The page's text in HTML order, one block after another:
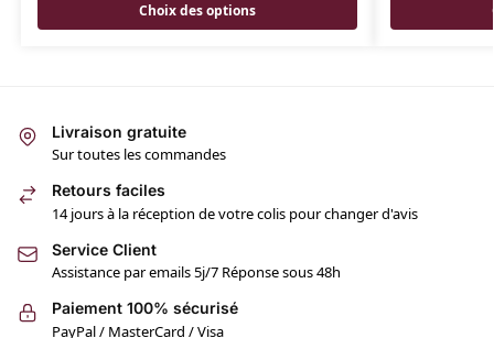
Choix des options
Livraison gratuite
Sur toutes les commandes
Retours faciles
14 jours à la réception de votre colis pour changer d'avis
Service Client
Assistance par emails 5j/7 Réponse sous 48h
Paiement 100% sécurisé
PayPal / MasterCard / Visa